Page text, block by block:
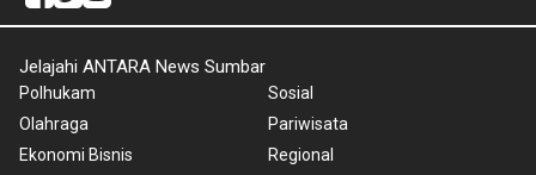
Jelajahi ANTARA News Sumbar
Polhukam
Olahraga
Ekonomi Bisnis
Sosial
Pariwisata
Regional